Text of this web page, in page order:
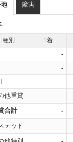
障害
種別 1着
-
-
-
他重賞
-
合計 -
テッド -